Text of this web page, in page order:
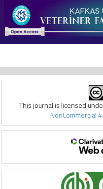
This journal is licensed
NonCommercial